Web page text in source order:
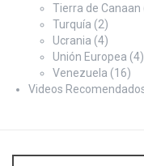
Tierra de Canaan
Turquía (2)
Ucrania (4)
Unión Europea (4)
Venezuela (16)
Videos